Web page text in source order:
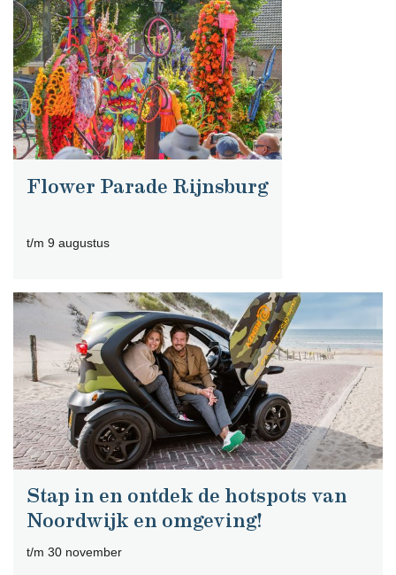
Flower Parade Rijnsburg
t/m 9 augustus
Stap in en ontdek de hotspots van
Noordwijk en omgeving!
t/m 30 november